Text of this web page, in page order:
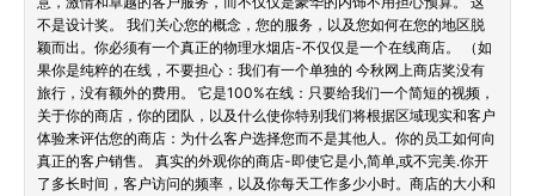
不是设计奖。 我们关心您的概念，您的服务，以及您如何在您的地区脱
颖而出。你必须有一个真正的物理水烟店-不仅仅是一个在线商店。 （如
果你是纯粹的在线，不要担心：我们有一个单独的 今秋网上商店奖没有
旅行，没有额外的费用。 它是100%在线：只要给我们一个简短的视频，
关于你的商店，你的团队，以及什么使你特别我们将根据区域现实和客户
体验来评估您的商店：为什么客户选择您而不是其他人。你的员工如何向
真正的客户销售。 真实的外观你的商店-即使它是小,简单,或不完美.你开
了多长时间，客户访问的频率，以及你每天工作多少小时。商店的大小和